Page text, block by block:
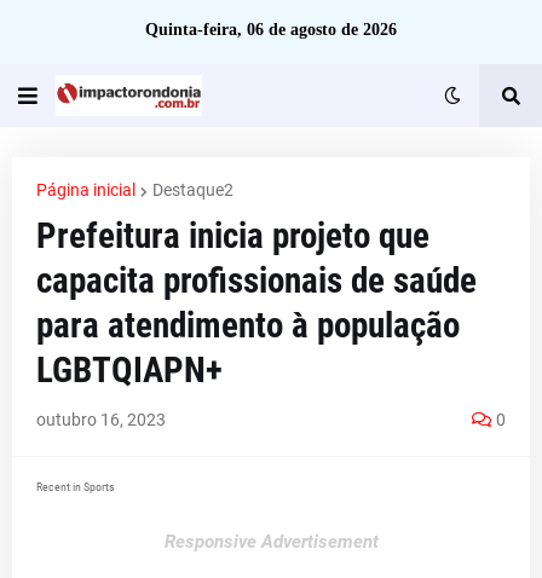
Quinta-feira, 06 de agosto de 2026
Página inicial Destaque2
Prefeitura inicia projeto que
capacita profissionais de saúde
para atendimento à população
LGBTQIAPN+
outubro 16, 2023 0
Recent in Sports
Responsive Advertisement